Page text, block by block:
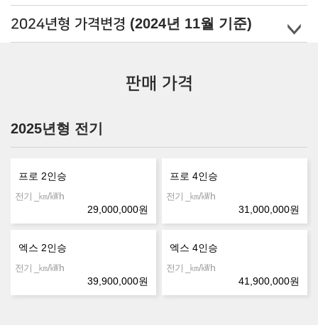
2024년형 가격변경 (2024년 11월 기준)
판매 가격
2025년형 전기
프로 2인승
전기 _ ㎞/㎾h
29,000,000원
프로 4인승
전기 _ ㎞/㎾h
31,000,000원
엑스 2인승
전기 _ ㎞/㎾h
39,900,000원
엑스 4인승
전기 _ ㎞/㎾h
41,900,000원